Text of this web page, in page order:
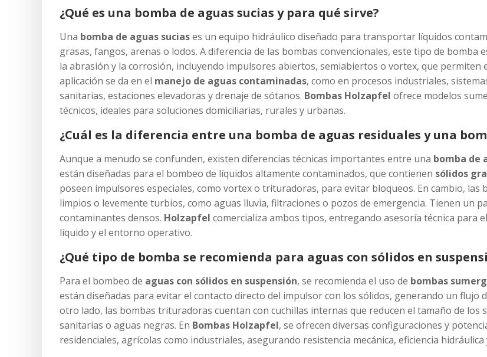
¿Qué es una bomba de aguas sucias y para qué sirve?
Una bomba de aguas suciases un equipo hidráulico diseñado para transportar líquidos
grasas, fangos, arenas o lodos. A diferencia de las bombas convencionales, este tipo de
la abrasión y la corrosión, incluyendo impulsores abiertos, semiabiertos o vortex, que permiten
aplicación se da en el manejo de aguas contaminadas, como en procesos industriales,
sanitarias, estaciones elevadoras y drenaje de sótanos. Bombas Holzapfel ofrece modelos
técnicos, ideales para soluciones domiciliarias, rurales y urbanas.
¿Cuál es la diferencia entre una bomba de aguas residuales y una
Aunque a menudo se confunden, existen diferencias técnicas importantes entre una bomba de
están diseñadas para el bombeo de líquidos altamente contaminados, que contienen sólidos
poseen impulsores especiales, como vortex o trituradoras, para evitar bloqueos. En cambio, las
limpios o levemente turbios, como aguas lluvia, filtraciones o pozos de emergencia. Tienen un
contaminantes densos. Holzapfel comercializa ambos tipos, entregando asesoría técnica para
líquido y el entorno operativo.
¿Qué tipo de bomba se recomienda para aguas con sólidos en
Para el bombeo de aguas con sólidos en suspensión, se recomienda el uso de bombas
están diseñadas para evitar el contacto directo del impulsor con los sólidos, generando un flujo
otro lado, las bombas trituradoras cuentan con cuchillas internas que reducen el tamaño de los
sanitarias o aguas negras. En Bombas Holzapfel, se ofrecen diversas configuraciones y
residenciales, agrícolas como industriales, asegurando resistencia mecánica, eficiencia